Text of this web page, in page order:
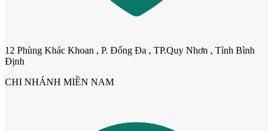
12 Phùng Khác Khoan , P. Đống Đa , TP.Quy Nhơn , Tỉnh Bình
Định
CHI NHÁNH MIỀN NAM